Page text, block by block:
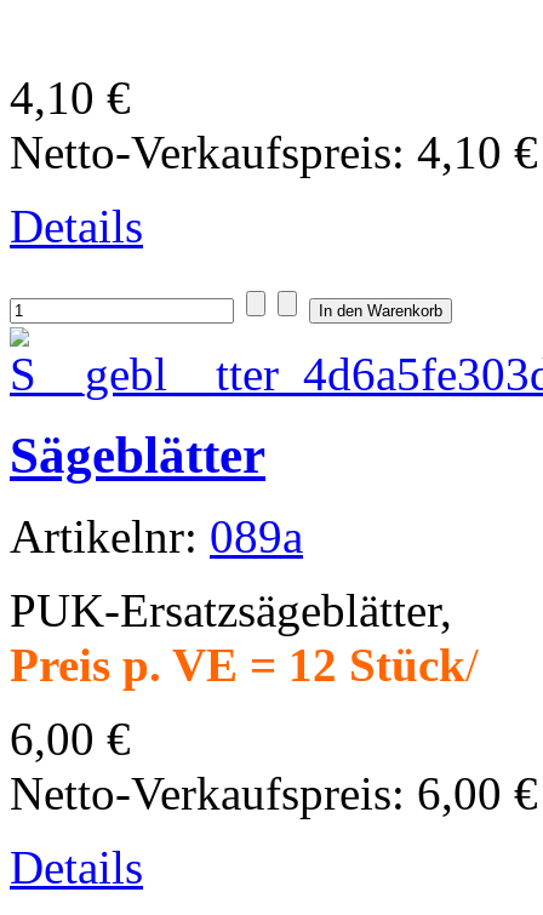
4,10 €
Netto-Verkaufspreis: 4,10 €
Details
Sägeblätter
Artikelnr: 089a
PUK-Ersatzsägeblätter,
Preis p. VE = 12 Stück/
6,00 €
Netto-Verkaufspreis: 6,00 €
Details